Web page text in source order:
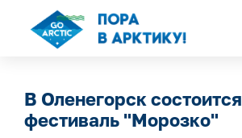
В Оленегорск состоится
фестиваль "Морозко"